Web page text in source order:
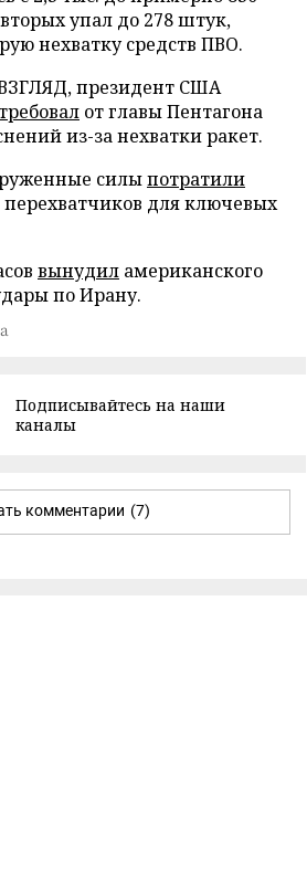
упал до 278 штук,
нехватку средств ПВО.
ВЗГЛЯД, президент США
от главы Пентагона
из-за нехватки ракет.
силыпотратили
перехватчиков для ключевых
вынудил американского
по Ирану.
Подписывайтесь на наши
каналы
комментарии (7)